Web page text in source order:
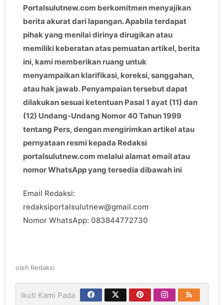
Portalsulutnew.com berkomitmen menyajikan
berita akurat dari lapangan. Apabila terdapat
pihak yang menilai dirinya dirugikan atau
memiliki keberatan atas pemuatan artikel, berita
ini, kami memberikan ruang untuk
menyampaikan klarifikasi, koreksi, sanggahan,
atau hak jawab. Penyampaian tersebut dapat
dilakukan sesuai ketentuan Pasal 1 ayat (11) dan
(12) Undang-Undang Nomor 40 Tahun 1999
tentang Pers, dengan mengirimkan artikel atau
pernyataan resmi kepada Redaksi
portalsulutnew.com melalui alamat email atau
nomor WhatsApp yang tersedia dibawah ini
Email Redaksi:
redaksiportalsulutnew@gmail.com
Nomor WhatsApp: 083844772730
oleh Redaksi
Ikuti Kami Pada